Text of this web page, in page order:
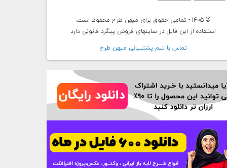
© 1405 - تمامی حقوق برای میهن طرح محفوظ است.
استفاده از این فایل در سایتهای فروش پیگرد قانونی دارد
تماس با تيم پشتيبانی ميهن طرح